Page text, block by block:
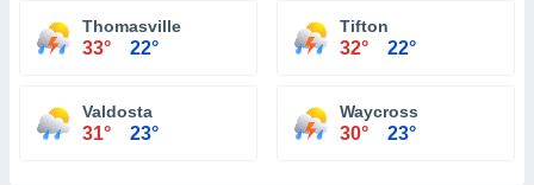
Thomasville
33° 22°
Tifton
32° 22°
Valdosta
31° 23°
Waycross
30° 23°